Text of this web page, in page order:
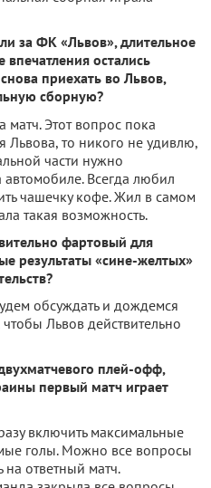
за ФК «Львов», длительное
остались
приехать во Львов,
сборную?
Этот вопрос пока
Львова, то никого не удивлю,
части нужно
автомобиле. Всегда любил
чашечку кофе. Жил в самом
такая возможность.
фартовый для
результаты «сине-желтых»
обсуждать и дождемся
Львов действительно
плей-офф,
первый матч играет
включить максимальные
голы. Можно все вопросы
на ответный матч.